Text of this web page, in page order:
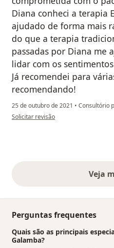
Diana conheci a terapia
ajudado de forma mais
do que a terapia
passadas por Diana me
lidar com os
Já recomendei para
recomendando!
25 de outubro de 2021 • Consultório
na opinião do utilizador AL
Solicitar revisão
Veja
Perguntas frequentes
Quais são as principais
Galamba?